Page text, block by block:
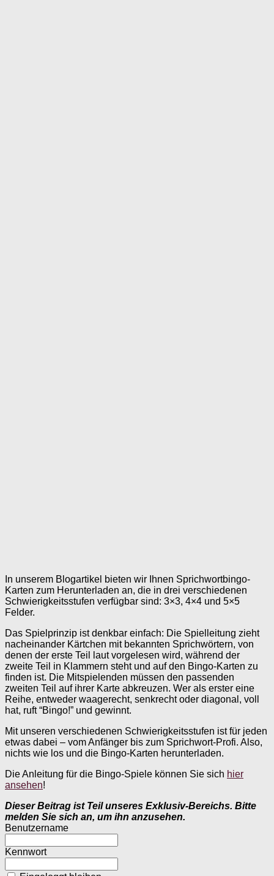
In unserem Blogartikel bieten wir Ihnen Sprichwortbingo-
Karten zum Herunterladen an, die in drei verschiedenen
Schwierigkeitsstufen verfügbar sind: 3×3, 4×4 und 5×5
Felder.
Das Spielprinzip ist denkbar einfach: Die Spielleitung zieht
nacheinander Kärtchen mit bekannten Sprichwörtern, von
denen der erste Teil laut vorgelesen wird, während der
zweite Teil in Klammern steht und auf den Bingo-Karten zu
finden ist. Die Mitspielenden müssen den passenden
zweiten Teil auf ihrer Karte abkreuzen. Wer als erster eine
Reihe, entweder waagerecht, senkrecht oder diagonal, voll
hat, ruft “Bingo!” und gewinnt.
Mit unseren verschiedenen Schwierigkeitsstufen ist für jeden
etwas dabei – vom Anfänger bis zum Sprichwort-Profi. Also,
nichts wie los und die Bingo-Karten herunterladen.
Die Anleitung für die Bingo-Spiele können Sie sich hier
ansehen!
Dieser Beitrag ist Teil unseres Exklusiv-Bereichs. Bitte
melden Sie sich an, um ihn anzusehen.
Benutzername
Kennwort